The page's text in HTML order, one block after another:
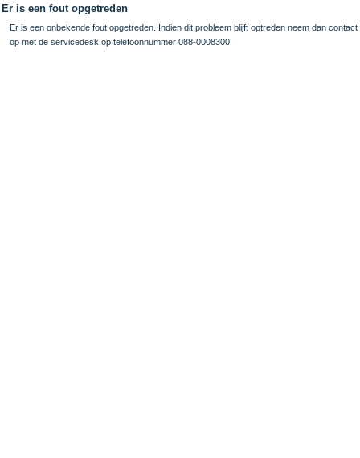
Er is een fout opgetreden
Er is een onbekende fout opgetreden. Indien dit probleem blijft optreden neem dan contact
op met de servicedesk op telefoonnummer 088-0008300.